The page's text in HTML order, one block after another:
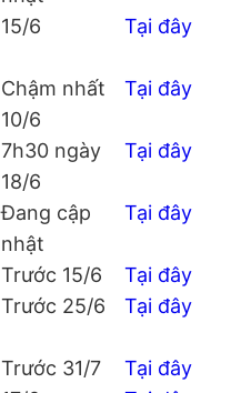
15/6 Tại đây
Chậm nhất
10/6
Tại đây
7h30 ngày
18/6
Tại đây
Đang cập
nhật
Tại đây
Trước 15/6
Tại đây
Trước 25/6 Tại đây
Trước 31/7
Tại đây